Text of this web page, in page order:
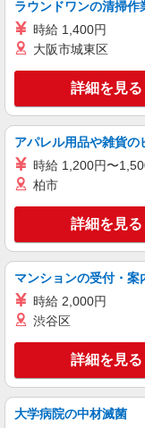
キープ
派遣社員
株式会社ブレイブ（マ
介
高
る）
る） ◎月収例 時給1900円×1日8時間×22日
日）＝33
払
時
三
口
「名張駅」 ★そ
キープ
派遣社員
株式会社kotrio /●NR-H-
名
ト
ラウンドワンの清掃作
時給 1,400円
大阪市城東区
詳細を見る
アパレル用品や雑貨の
時給 1,200円〜
柏市
詳細を見る
マンションの受付・案
時給 2,000円
渋谷区
詳細を見る
大学病院の中材滅菌